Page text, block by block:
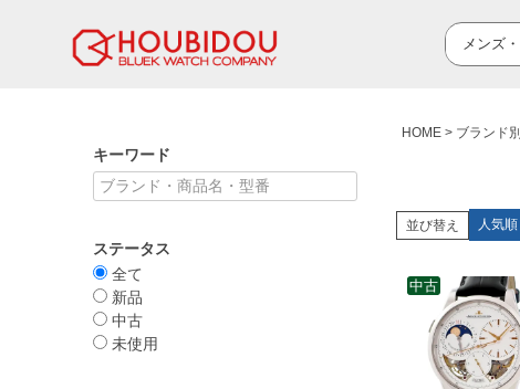
キーワード
ステータス
全て
新品
中古
未使用
HOME ブランド別
並び替え 人気順
中古